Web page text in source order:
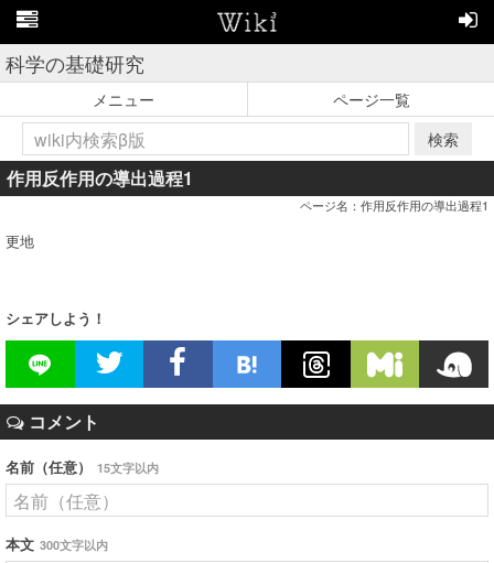
科学の基礎研究
メニュー
ページ一覧
検索
作用反作用の導出過程1
ページ名：作用反作用の導出過程1
更地
シェアしよう！
コメント
名前（任意） 15文字以内
本文 300文字以内